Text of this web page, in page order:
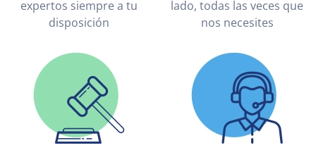
expertos siempre a tu
disposición
lado, todas las veces que
nos necesites